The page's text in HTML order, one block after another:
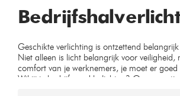
Geschikte verlichting is ontzettend
Niet alleen is licht belangrijk voor veiligheid,
comfort van je werknemers, je moet er
Wil jij je bedrijf goed belichten? Ons